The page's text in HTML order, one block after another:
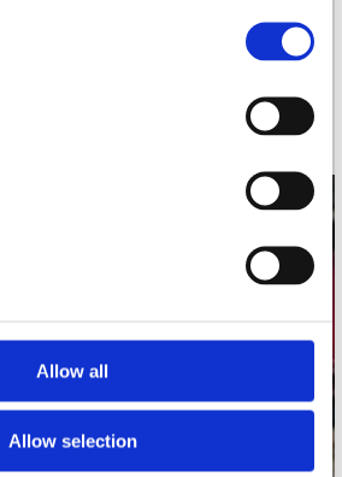
Allow all
Allow selection
Adres
Utrechtsestraat 52-60
1017 VP Amsterdam